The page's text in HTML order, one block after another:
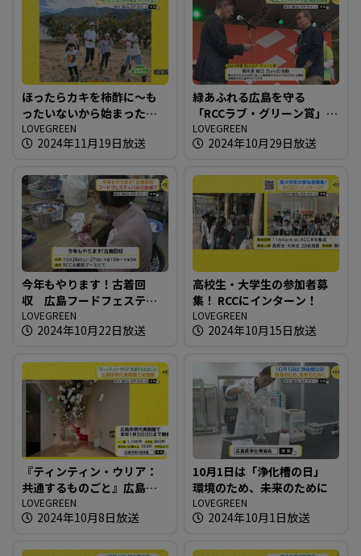
ほったらカキを柿酢に～も
ったいないから始まったク
マよけ
LOVEGREEN
2024年11月19日放送
緑あふれる広島を守る
「RCCラブ・グリーン賞」表
彰式開催
LOVEGREEN
2024年10月29日放送
今年もやります！古着回
収 広島フードフェスティ
バルの会場で
LOVEGREEN
2024年10月22日放送
高校生・大学生の参加者募
集！ RCCにインターン！
LOVEGREEN
2024年10月15日放送
『ティンティン・ウリア：
共通するものごと』広島市
現代美術館で初個展
LOVEGREEN
2024年10月8日放送
10月1日は「浄化槽の日」
環境のため、未来のために
LOVEGREEN
2024年10月1日放送